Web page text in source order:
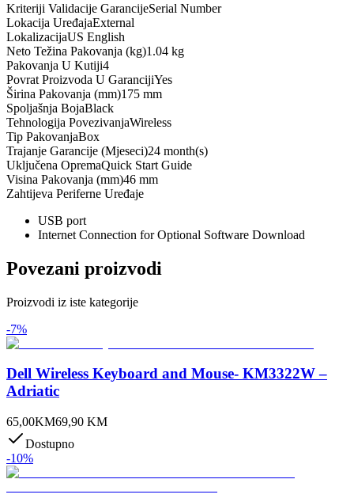
Kriteriji Validacije GarancijeSerial Number
Lokacija UređajaExternal
LokalizacijaUS English
Neto Težina Pakovanja (kg)1.04 kg
Pakovanja U Kutiji4
Povrat Proizvoda U GarancijiYes
Širina Pakovanja (mm)175 mm
Spoljašnja BojaBlack
Tehnologija PovezivanjaWireless
Tip PakovanjaBox
Trajanje Garancije (Mjeseci)24 month(s)
Uključena OpremaQuick Start Guide
Visina Pakovanja (mm)46 mm
Zahtijeva Periferne Uređaje
USB port
Internet Connection for Optional Software Download
Povezani proizvodi
Proizvodi iz iste kategorije
-7%
Dell Wireless Keyboard and Mouse- KM3322W –
Adriatic
65,00KM69,90 KM
Dostupno
-10%